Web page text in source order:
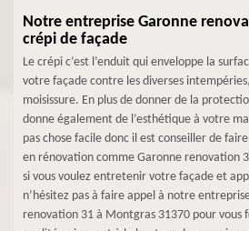
Notre entreprise Garonne
crépi de façade
Le crépi c’est l’enduit qui enveloppe la
votre façade contre les diverses
moisissure. En plus de donner de la
donne également de l’esthétique à votre
pas chose facile donc il est conseiller de
en rénovation comme Garonne renovation
si vous voulez entretenir votre façade et
n’hésitez pas à faire appel à notre
renovation 31 à Montgras 31370 pour vous